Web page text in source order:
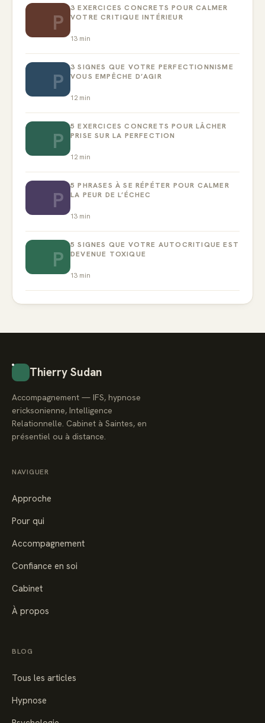
P
3 EXERCICES CONCRETS POUR CALMER
VOTRE CRITIQUE INTÉRIEUR
13 min
P
3 SIGNES QUE VOTRE PERFECTIONNISME
VOUS EMPÊCHE D’AGIR
12 min
P
5 EXERCICES CONCRETS POUR LÂCHER
PRISE SUR LA PERFECTION
12 min
P
5 PHRASES À SE RÉPÉTER POUR CALMER
LA PEUR DE L’ÉCHEC
13 min
P
5 SIGNES QUE VOTRE AUTOCRITIQUE EST
DEVENUE TOXIQUE
13 min
Thierry Sudan
Accompagnement — IFS, hypnose
ericksonienne, Intelligence
Relationnelle. Cabinet à Saintes, en
présentiel ou à distance.
NAVIGUER
Approche
Pour qui
Accompagnement
Confiance en soi
Cabinet
À propos
BLOG
Tous les articles
Hypnose